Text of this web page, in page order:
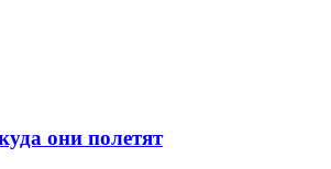
они полетят